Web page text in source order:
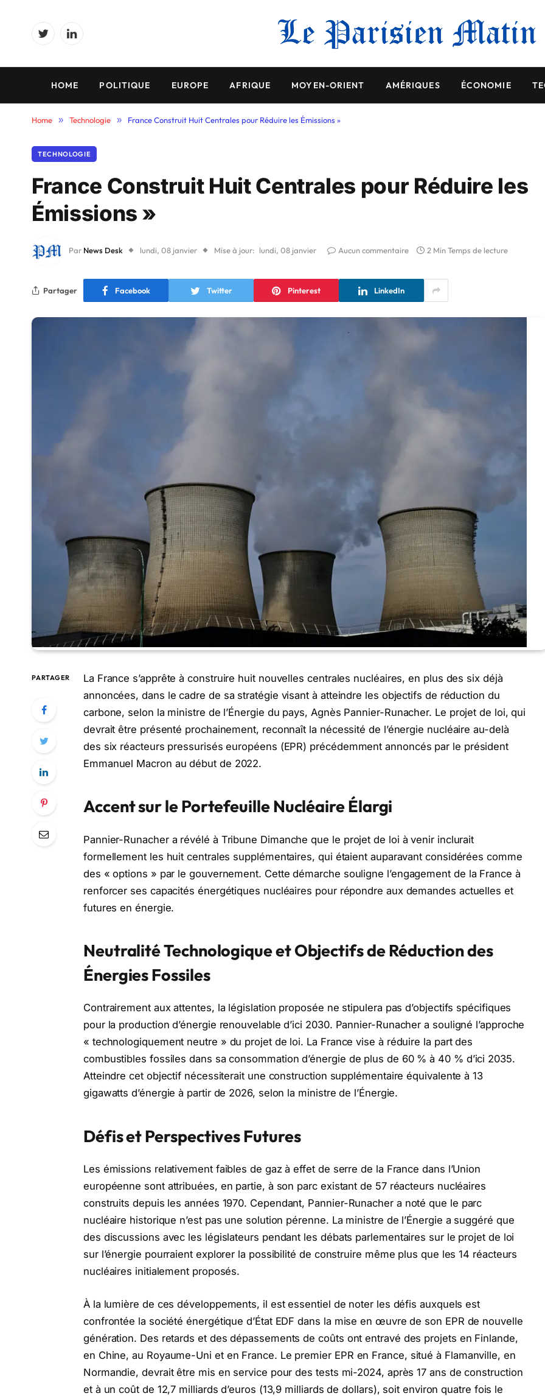
TwitterLinkedIn
HOME POLITIQUE EUROPE AFRIQUE MOYEN-ORIENT AMÉRIQUES ÉCONOMIE
Home » Technologie » France Construit Huit Centrales pour Réduire les Émissions »
TECHNOLOGIE
France Construit Huit Centrales pour Réduire les
Émissions »
Par News Desk lundi, 08 janvier Mise à jour: lundi, 08 janvier Aucun commentaire 2 Min Temps de lecture
Partager Facebook Twitter Pinterest LinkedIn
PARTAGER
La France s’apprête à construire huit nouvelles centrales nucléaires, en plus des six déjà
annoncées, dans le cadre de sa stratégie visant à atteindre les objectifs de réduction du
carbone, selon la ministre de l’Énergie du pays, Agnès Pannier-Runacher. Le projet de loi, qui
devrait être présenté prochainement, reconnaît la nécessité de l’énergie nucléaire au-delà
des six réacteurs pressurisés européens (EPR) précédemment annoncés par le président
Emmanuel Macron au début de 2022.
Accent sur le Portefeuille Nucléaire Élargi
Pannier-Runacher a révélé à Tribune Dimanche que le projet de loi à venir inclurait
formellement les huit centrales supplémentaires, qui étaient auparavant considérées comme
des « options » par le gouvernement. Cette démarche souligne l’engagement de la France à
renforcer ses capacités énergétiques nucléaires pour répondre aux demandes actuelles et
futures en énergie.
Neutralité Technologique et Objectifs de Réduction des
Énergies Fossiles
Contrairement aux attentes, la législation proposée ne stipulera pas d’objectifs spécifiques
pour la production d’énergie renouvelable d’ici 2030. Pannier-Runacher a souligné l’approche
« technologiquement neutre » du projet de loi. La France vise à réduire la part des
combustibles fossiles dans sa consommation d’énergie de plus de 60 % à 40 % d’ici 2035.
Atteindre cet objectif nécessiterait une construction supplémentaire équivalente à 13
gigawatts d’énergie à partir de 2026, selon la ministre de l’Énergie.
Défis et Perspectives Futures
Les émissions relativement faibles de gaz à effet de serre de la France dans l’Union
européenne sont attribuées, en partie, à son parc existant de 57 réacteurs nucléaires
construits depuis les années 1970. Cependant, Pannier-Runacher a noté que le parc
nucléaire historique n’est pas une solution pérenne. La ministre de l’Énergie a suggéré que
des discussions avec les législateurs pendant les débats parlementaires sur le projet de loi
sur l’énergie pourraient explorer la possibilité de construire même plus que les 14 réacteurs
nucléaires initialement proposés.
À la lumière de ces développements, il est essentiel de noter les défis auxquels est
confrontée la société énergétique d’État EDF dans la mise en œuvre de son EPR de nouvelle
génération. Des retards et des dépassements de coûts ont entravé des projets en Finlande,
en Chine, au Royaume-Uni et en France. Le premier EPR en France, situé à Flamanville, en
Normandie, devrait être mis en service pour des tests mi-2024, après 17 ans de construction
et à un coût de 12,7 milliards d’euros (13,9 milliards de dollars), soit environ quatre fois le